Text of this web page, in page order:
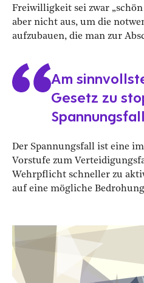
Freiwilligkeit sei zwar
aber nicht aus, um die
aufzubauen, die man zur
Am
Gesetz zu
Der Spannungsfall ist eine
Vorstufe zum
Wehrpflicht schneller zu
auf eine mögliche